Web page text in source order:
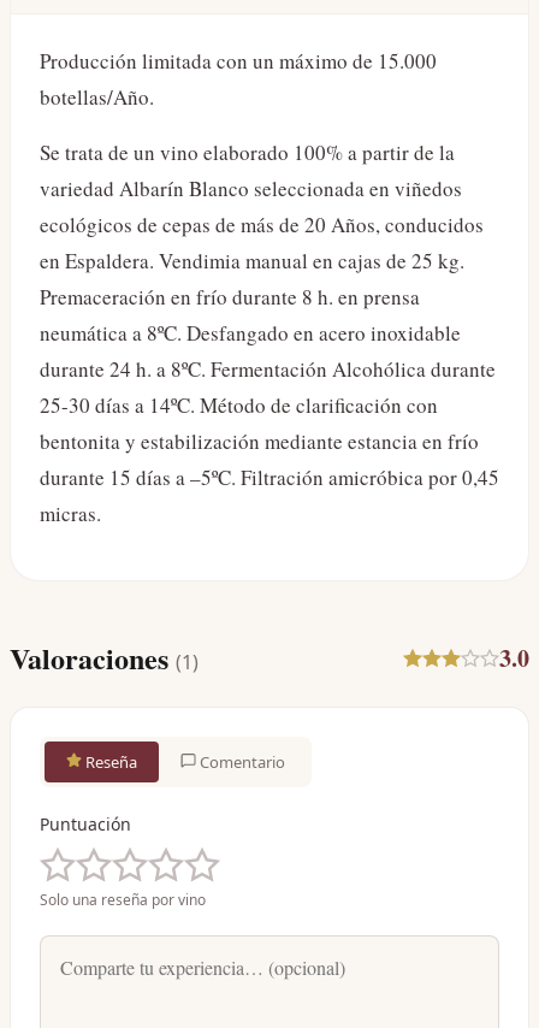
Producción limitada con un máximo de 15.000
botellas/Año.
Se trata de un vino elaborado 100% a partir de la
variedad Albarín Blanco seleccionada en viñedos
ecológicos de cepas de más de 20 Años, conducidos
en Espaldera. Vendimia manual en cajas de 25 kg.
Premaceración en frío durante 8 h. en prensa
neumática a 8ºC. Desfangado en acero inoxidable
durante 24 h. a 8ºC. Fermentación Alcohólica durante
25-30 días a 14ºC. Método de clarificación con
bentonita y estabilización mediante estancia en frío
durante 15 días a –5ºC. Filtración amicróbica por 0,45
micras.
Valoraciones (1) 3.0
Reseña Comentario
Puntuación
Solo una reseña por vino